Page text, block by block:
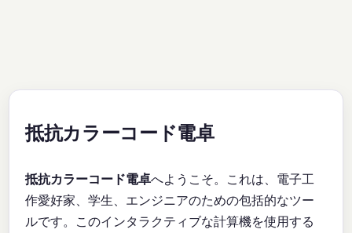
抵抗カラーコード電卓
抵抗カラーコード電卓へようこそ。これは、電子工
作愛好家、学生、エンジニアのための包括的なツー
ルです。このインタラクティブな計算機を使用する